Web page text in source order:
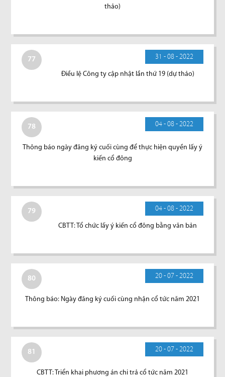
thảo)
77 31 - 08 - 2022
Điều lệ Công ty cập nhật lần thứ 19 (dự thảo)
78 04 - 08 - 2022
Thông báo ngày đăng ký cuối cùng để thực hiện quyền lấy ý
kiến cổ đông
79 04 - 08 - 2022
CBTT: Tổ chức lấy ý kiến cổ đông bằng văn bản
80 20 - 07 - 2022
Thông báo: Ngày đăng ký cuối cùng nhận cổ tức năm 2021
81 20 - 07 - 2022
CBTT: Triển khai phương án chi trả cổ tức năm 2021